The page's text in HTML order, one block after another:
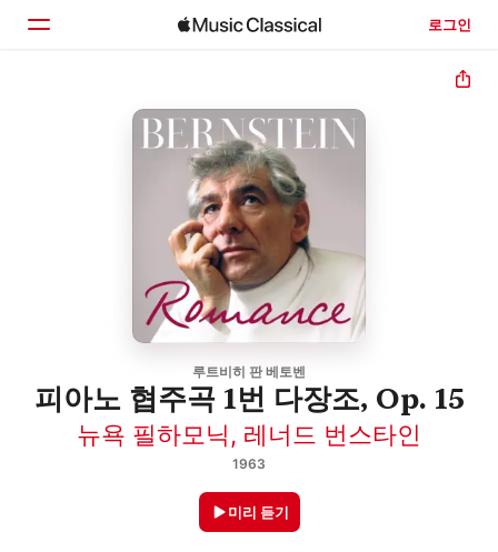
로그인
루트비히 판 베토벤
피아노 협주곡 1번 다장조, Op. 15
뉴욕 필하모닉, 레너드 번스타인
1963
미리 듣기